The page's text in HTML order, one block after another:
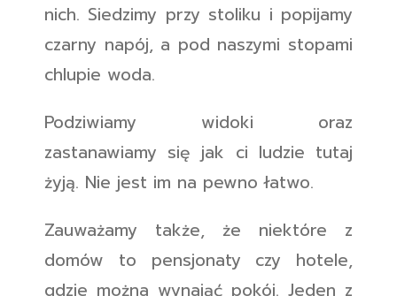
nich. Siedzimy przy stoliku i popijamy
czarny napój, a pod naszymi stopami
chlupie woda.
Podziwiamy widoki oraz
zastanawiamy się jak ci ludzie tutaj
żyją. Nie jest im na pewno łatwo.
Zauważamy także, że niektóre z
domów to pensjonaty czy hotele,
gdzie można wynająć pokój. Jeden z